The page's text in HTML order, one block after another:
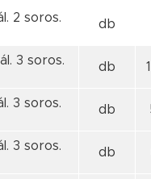
2 soros.
db
3 soros.
db
3 soros.
db
3 soros.
db